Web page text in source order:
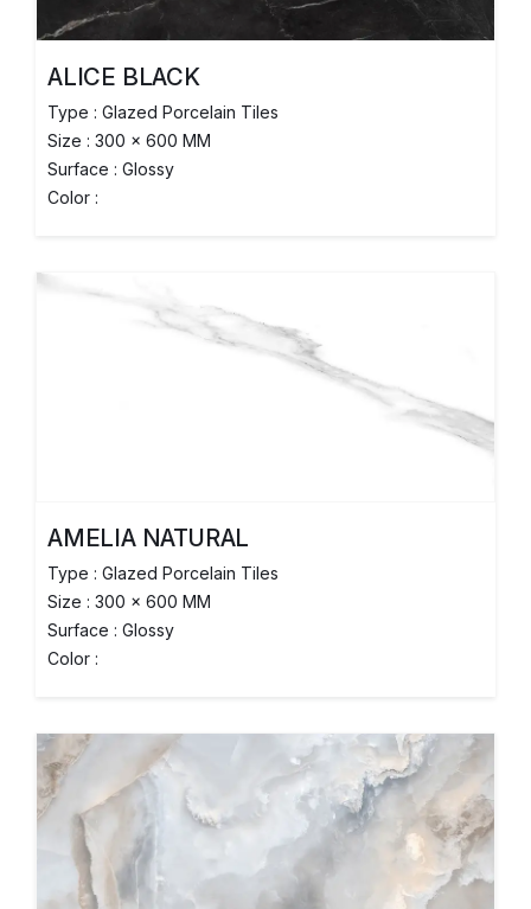
ALICE BLACK
Type : Glazed Porcelain Tiles
Size : 300 x 600 MM
Surface : Glossy
Color :
AMELIA NATURAL
Type : Glazed Porcelain Tiles
Size : 300 x 600 MM
Surface : Glossy
Color :